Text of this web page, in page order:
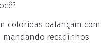
coloridas balançam com
mandando recadinhos